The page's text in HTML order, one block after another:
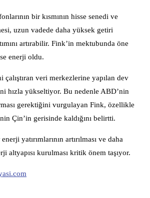
bir kısmının hisse senedi ve
uzun vadede daha yüksek getiri
artırabilir. Fink’in mektubunda öne
enerji oldu.
çalıştıran veri merkezlerine yapılan dev
hızla yükseltiyor. Bu nedenle ABD’nin
gerektiğini vurgulayan Fink, özellikle
Çin’in gerisinde kaldığını belirtti.
yatırımlarının artırılması ve daha
altyapısı kurulması kritik önem taşıyor.